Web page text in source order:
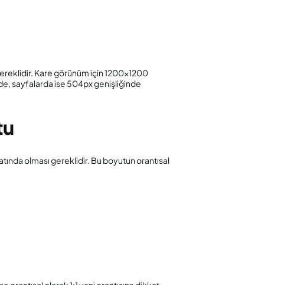
Kare görünüm için 1200×1200
sayfalarda ise 504px genişliğinde
olması gereklidir. Bu boyutun orantısal